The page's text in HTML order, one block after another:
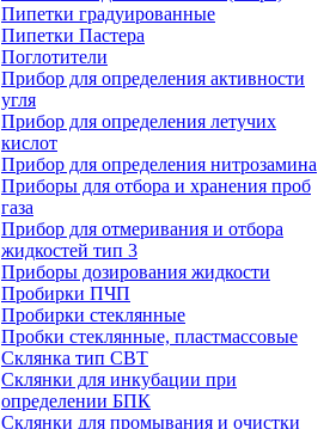
Пипетки градуированные
Пипетки Пастера
Поглотители
Прибор для определения активности
угля
Прибор для определения летучих
кислот
Прибор для определения нитрозамина
Приборы для отбора и хранения проб
газа
Прибор для отмеривания и отбора
жидкостей тип 3
Приборы дозирования жидкости
Пробирки ПЧП
Пробирки стеклянные
Пробки стеклянные, пластмассовые
Склянка тип СВТ
Склянки для инкубации при
определении БПК
Склянки для промывания и очистки